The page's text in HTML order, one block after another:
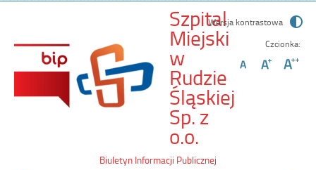
Szpital
Miejski
w
Rudzie
Śląskiej
Sp. z
o.o.
12/SMRS/24
Biuletyn Informacji Publicznej
Wersja kontrastowa
Czcionka: